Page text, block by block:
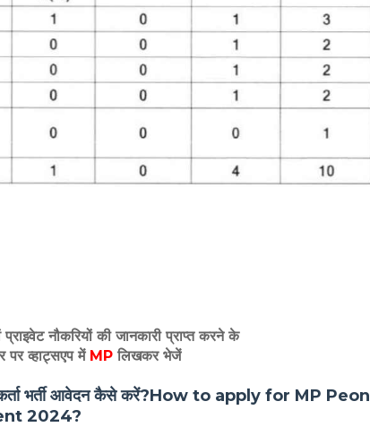
नौकरियों की जानकारी प्राप्त करने के
पर व्हाट्सएप में MP लिखकर भेजें
भर्ती आवेदन कैसे करें?How to apply for MP Peon
2024?